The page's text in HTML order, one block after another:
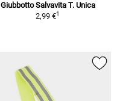
Giubbotto Salvavita T. Unica
2,99 €1